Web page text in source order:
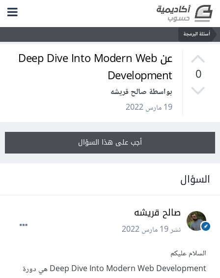
أسئلة البرمجة
0
عن Deep Dive Into Modern Web
Development
بواسطة صالح قريشه
19 مارس 2022
أجب على هذا السؤال
السؤال
صالح قريشه
نشر19 مارس 2022
السلام عليكم
Deep Dive Into Modern Web Development هي دورة